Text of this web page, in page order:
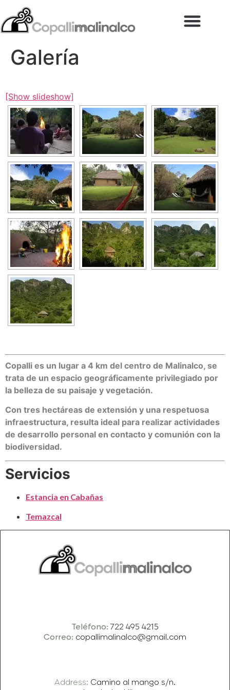
Galería
[Show slideshow]
Copalli es un lugar a 4 km del centro de Malinalco, se
trata de un espacio geográficamente privilegiado por
la belleza de su paisaje y vegetación.
Con tres hectáreas de extensión y una respetuosa
infraestructura, resulta ideal para realizar actividades
de desarrollo personal en contacto y comunión con la
biodiversidad.
Servicios
Estancia en Cabañas
Temazcal
Teléfono:722 495 4215
Correo: copallimalinalco@gmail.com
Address: Camino al mango s/n.